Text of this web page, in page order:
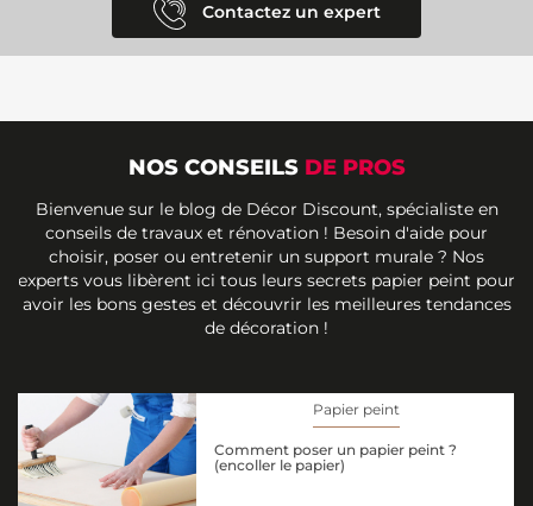
Contactez un expert
NOS CONSEILS DE PROS
Bienvenue sur le blog de Décor Discount, spécialiste en
conseils de travaux et rénovation ! Besoin d'aide pour
choisir, poser ou entretenir un support murale ? Nos
experts vous libèrent ici tous leurs secrets papier peint pour
avoir les bons gestes et découvrir les meilleures tendances
de décoration !
Papier peint
Comment poser un papier peint ?
(encoller le papier)